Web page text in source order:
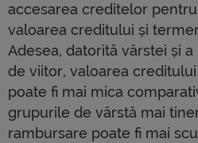
accesarea creditelor
valoarea creditului și
Adesea, datorită vârstei și
de viitor, valoarea
poate fi mai mica
grupurile de vârstă mai
rambursare poate fi mai